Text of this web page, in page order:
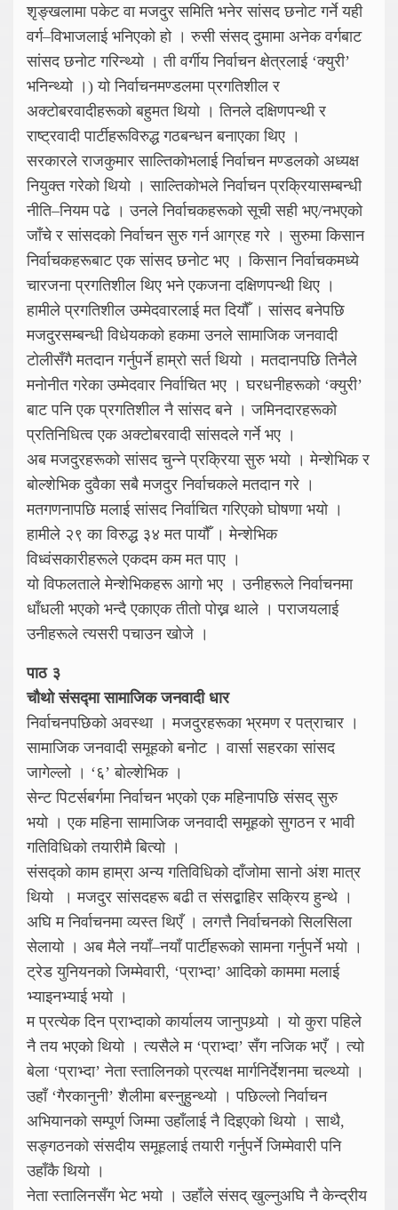
शृङ्खलामा पकेट वा मजदुर समिति भनेर सांसद छनोट गर्ने यही
वर्ग–विभाजलाई भनिएको हो । रुसी संसद् दुमामा अनेक वर्गबाट
सांसद छनोट गरिन्थ्यो । ती वर्गीय निर्वाचन क्षेत्रलाई ‘क्युरी’
भनिन्थ्यो ।) यो निर्वाचनमण्डलमा प्रगतिशील र
अक्टोबरवादीहरूको बहुमत थियो । तिनले दक्षिणपन्थी र
राष्ट्रवादी पार्टीहरूविरुद्ध गठबन्धन बनाएका थिए ।
सरकारले राजकुमार साल्तिकोभलाई निर्वाचन मण्डलको अध्यक्ष
नियुक्त गरेको थियो । साल्तिकोभले निर्वाचन प्रक्रियासम्बन्धी
नीति–नियम पढे । उनले निर्वाचकहरूको सूची सही भए/नभएको
जाँचे र सांसदको निर्वाचन सुरु गर्न आग्रह गरे । सुरुमा किसान
निर्वाचकहरूबाट एक सांसद छनोट भए । किसान निर्वाचकमध्ये
चारजना प्रगतिशील थिए भने एकजना दक्षिणपन्थी थिए ।
हामीले प्रगतिशील उम्मेदवारलाई मत दियौँ । सांसद बनेपछि
मजदुरसम्बन्धी विधेयकको हकमा उनले सामाजिक जनवादी
टोलीसँगै मतदान गर्नुपर्ने हाम्रो सर्त थियो । मतदानपछि तिनैले
मनोनीत गरेका उम्मेदवार निर्वाचित भए । घरधनीहरूको ‘क्युरी’
बाट पनि एक प्रगतिशील नै सांसद बने । जमिनदारहरूको
प्रतिनिधित्व एक अक्टोबरवादी सांसदले गर्ने भए ।
अब मजदुरहरूको सांसद चुन्ने प्रक्रिया सुरु भयो । मेन्शेभिक र
बोल्शेभिक दुवैका सबै मजदुर निर्वाचकले मतदान गरे ।
मतगणनापछि मलाई सांसद निर्वाचित गरिएको घोषणा भयो ।
हामीले २९ का विरुद्ध ३४ मत पायौँ । मेन्शेभिक
विध्वंसकारीहरूले एकदम कम मत पाए ।
यो विफलताले मेन्शेभिकहरू आगो भए । उनीहरूले निर्वाचनमा
धाँधली भएको भन्दै एकाएक तीतो पोख्न थाले । पराजयलाई
उनीहरूले त्यसरी पचाउन खोजे ।
पाठ ३
चौथो संसद्मा सामाजिक जनवादी धार
निर्वाचनपछिको अवस्था । मजदुरहरूका भ्रमण र पत्राचार ।
सामाजिक जनवादी समूहको बनोट । वार्सा सहरका सांसद
जागेल्लो । ‘६’ बोल्शेभिक ।
सेन्ट पिटर्सबर्गमा निर्वाचन भएको एक महिनापछि संसद् सुरु
भयो । एक महिना सामाजिक जनवादी समूहको सुगठन र भावी
गतिविधिको तयारीमै बित्यो ।
संसद्को काम हाम्रा अन्य गतिविधिको दाँजोमा सानो अंश मात्र
थियो । मजदुर सांसदहरू बढी त संसद्बाहिर सक्रिय हुन्थे ।
अघि म निर्वाचनमा व्यस्त थिएँ । लगत्तै निर्वाचनको सिलसिला
सेलायो । अब मैले नयाँ–नयाँ पार्टीहरूको सामना गर्नुपर्ने भयो ।
ट्रेड युनियनको जिम्मेवारी, ‘प्राभ्दा’ आदिको काममा मलाई
भ्याइनभ्याई भयो ।
म प्रत्येक दिन प्राभ्दाको कार्यालय जानुपथ्र्यो । यो कुरा पहिले
नै तय भएको थियो । त्यसैले म ‘प्राभ्दा’ सँग नजिक भएँ । त्यो
बेला ‘प्राभ्दा’ नेता स्तालिनको प्रत्यक्ष मार्गनिर्देशनमा चल्थ्यो ।
उहाँ ‘गैरकानुनी’ शैलीमा बस्नुहुन्थ्यो । पछिल्लो निर्वाचन
अभियानको सम्पूर्ण जिम्मा उहाँलाई नै दिइएको थियो । साथै,
सङ्गठनको संसदीय समूहलाई तयारी गर्नुपर्ने जिम्मेवारी पनि
उहाँकै थियो ।
नेता स्तालिनसँग भेट भयो । उहाँले संसद् खुल्नुअघि नै केन्द्रीय